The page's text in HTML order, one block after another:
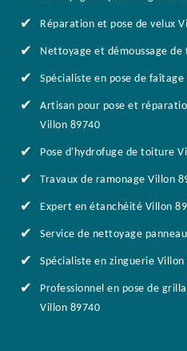
Réparation et pose de velux
Nettoyage et démoussage
Spécialiste en pose de faîtage
Artisan pour pose et
Villon 89740
Pose d'hydrofuge de toiture
Travaux de ramonage Villon
Expert en étanchéité Villon
Service de nettoyage
Spécialiste en zinguerie Villon
Professionnel en pose de
Villon 89740